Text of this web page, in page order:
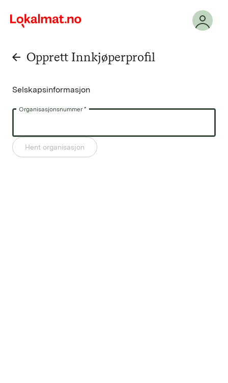
arrow_back Opprett Innkjøperprofil
Selskapsinformasjon
Organisasjonsnummer *
Hent organisasjon